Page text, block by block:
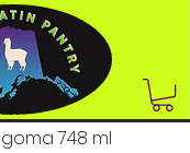
748 ml